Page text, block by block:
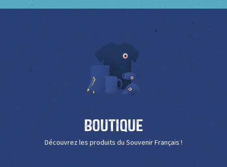
Boutique
Découvrez les produits du Souvenir Français !